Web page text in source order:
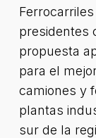
presidentes
propuesta
para el
camiones y
plantas
sur de la